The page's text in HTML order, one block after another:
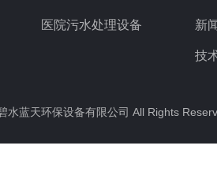
医院污水处理设备 新
技
水蓝天环保设备有限公司 All Rights